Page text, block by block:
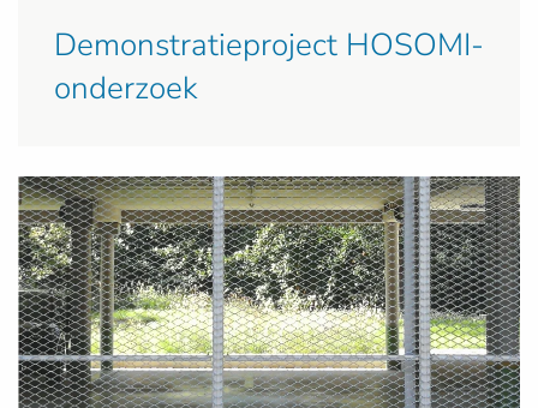
Demonstratieproject HOSOMI-
onderzoek